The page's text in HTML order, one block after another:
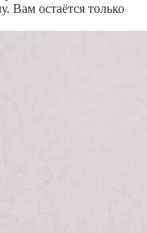
Вам остаётся только